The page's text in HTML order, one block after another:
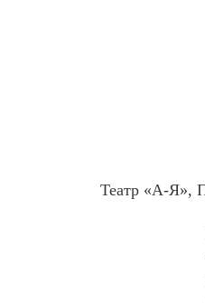
Театр «А-Я»,